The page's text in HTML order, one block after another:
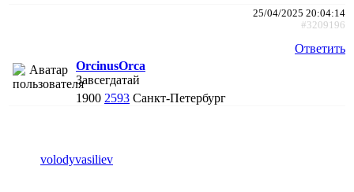
25/04/2025 20:04:14
#3209196
Ответить
ОrcinusОrca
Завсегдатай
1900 2593 Санкт-Петербург
volodyvasiliev